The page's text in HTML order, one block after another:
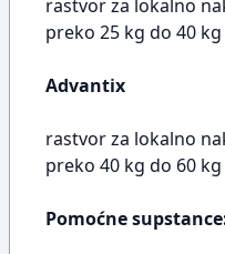
rastvor za lokalno
preko 25 kg do 40 kg
Advantix
rastvor za lokalno
preko 40 kg do 60 kg
Pomoćne